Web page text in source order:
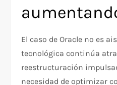
El caso de Oracle no es
tecnológica continúa
reestructuración
necesidad de optimizar